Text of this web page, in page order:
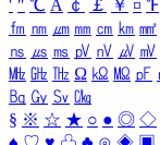
′ ″ ℃ Å ￠ ￡ ￥ ¤ ℉
㎙ ㎚ ㎛ ㎜ ㎝ ㎞ ㎟
㎱ ㎲ ㎳ ㎴ ㎵ ㎶ ㎷
㎒ ㎓ ㎔ Ω ㏀ ㏁ ㎊
㏃ ㏉ ㏜ ㏆
§ ※ ☆ ★ ○ ● ◎ ◇